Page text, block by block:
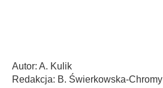
Autor: A. Kulik
Redakcja: B. Świerkowska-Chromy